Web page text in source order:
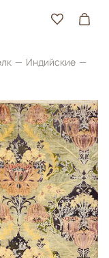
Индийские